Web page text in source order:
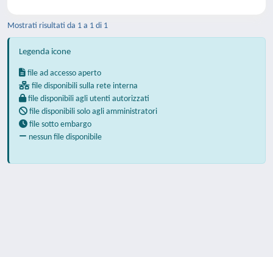
Mostrati risultati da 1 a 1 di 1
Legenda icone
file ad accesso aperto
file disponibili sulla rete interna
file disponibili agli utenti autorizzati
file disponibili solo agli amministratori
file sotto embargo
nessun file disponibile